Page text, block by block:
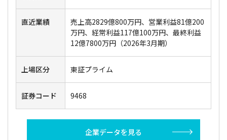
直近業績
売上高2829億800万円、営業利益81億200
万円、経常利益117億100万円、最終利益
12億7800万円（2026年3月期）
上場区分 東証プライム
証券コード 9468
企業データを見る